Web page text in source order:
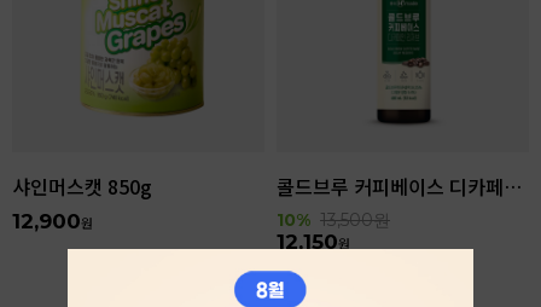
샤인머스캣 850g
12,900원
콜드브루 커피베이스 디카페인 리저브 440ml
10% 13,500원
12,150원